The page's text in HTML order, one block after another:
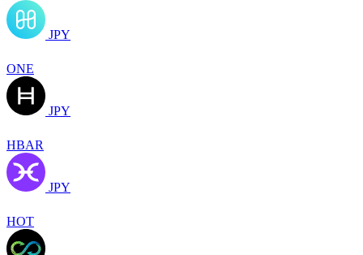
JPY
ONE
JPY
HBAR
JPY
HOT